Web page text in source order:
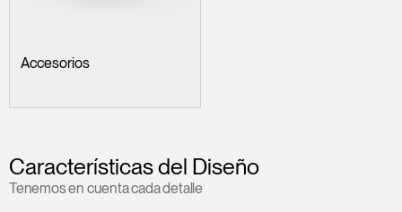
Accesorios
Características del Diseño
Tenemos en cuenta cada detalle